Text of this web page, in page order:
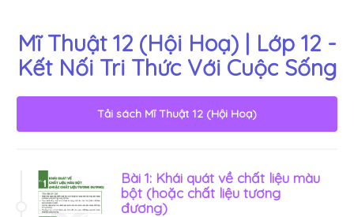
Mĩ Thuật 12 (Hội Hoạ) | Lớp 12 -
Kết Nối Tri Thức Với Cuộc Sống
Tải sách Mĩ Thuật 12 (Hội Hoạ)
Bài 1: Khái quát về chất liệu màu
bột (hoặc chất liệu tương
đương)